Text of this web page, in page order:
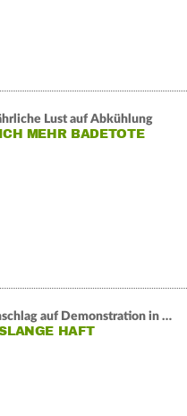
Lust auf Abkühlung
MEHR BADETOTE
Auto-Anschlag auf Demonstration in München:
HAFT